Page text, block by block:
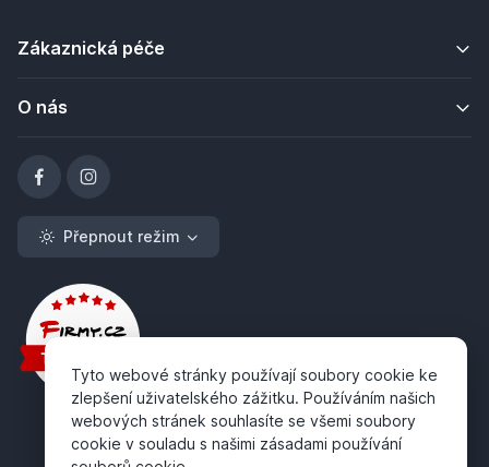
Zákaznická péče
O nás
Přepnout režim
Tyto webové stránky používají soubory cookie ke
zlepšení uživatelského zážitku. Používáním našich
webových stránek souhlasíte se všemi soubory
cookie v souladu s našimi zásadami používání